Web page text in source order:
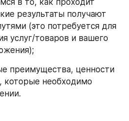
в то, как проходит
результаты получают
(это потребуется для
услуг/товаров и вашего
преимущества, ценности
которые необходимо